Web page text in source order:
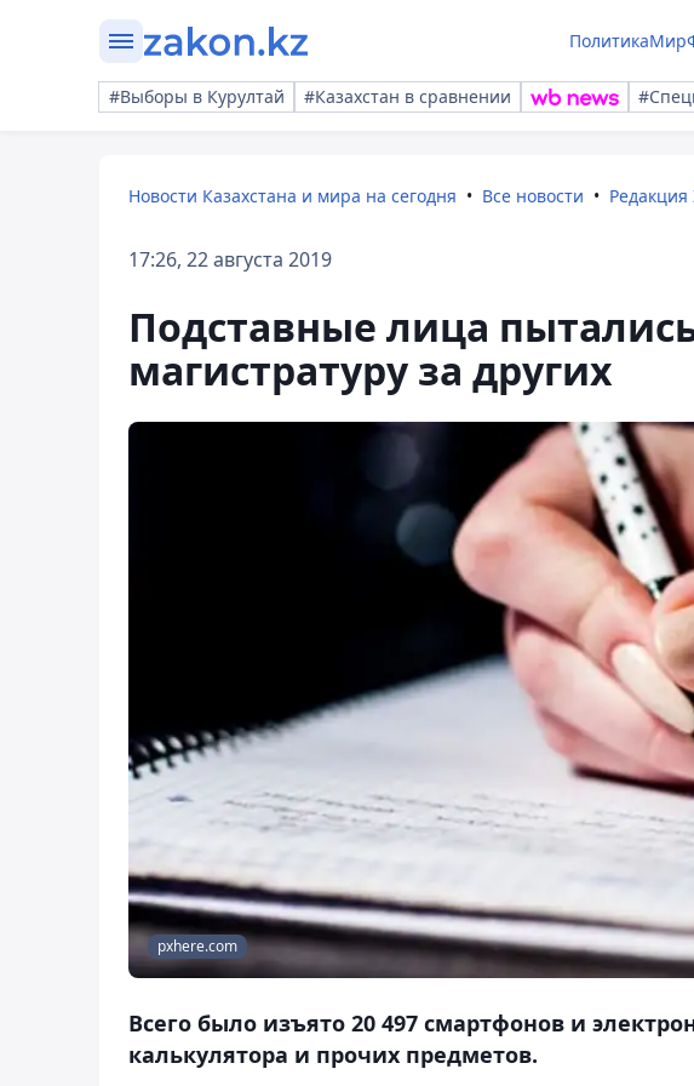
ПолитикаМир
#Выборы в Курултай #Казахстан в сравнении
Новости Казахстана и мира на сегодня Все новости Редакция
17:26, 22 августа 2019
Подставные лица
магистратуру за других
pxhere.com
Всего было изъято 20 497 смартфонов и
калькулятора и прочих предметов.